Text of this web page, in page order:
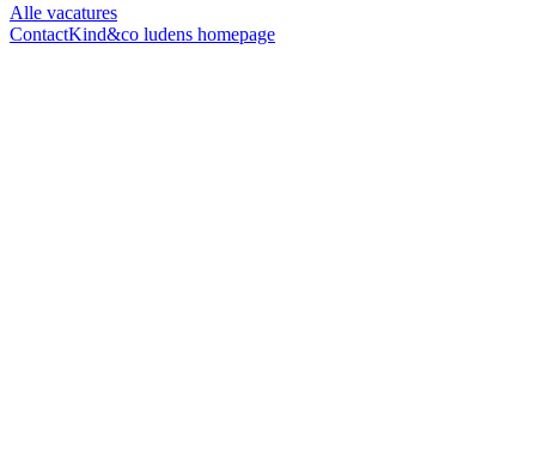
Alle vacatures
ContactKind&co ludens homepage